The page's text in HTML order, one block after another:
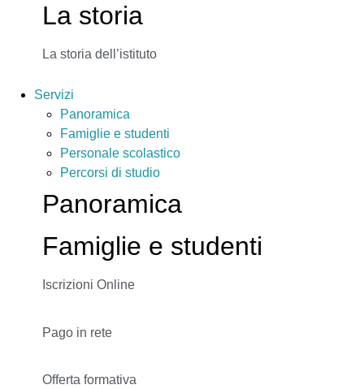
La storia
La storia dell’istituto
Servizi
Panoramica
Famiglie e studenti
Personale scolastico
Percorsi di studio
Panoramica
Famiglie e studenti
Iscrizioni Online
Pago in rete
Offerta formativa